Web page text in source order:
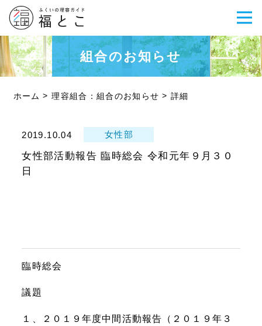
組合のお知らせ
ホーム 理容組合：組合のお知らせ 詳細
2019.10.04 女性部
女性部活動報告 臨時総会 令和元年９月３０
日
臨時総会
議題
１、２０１９年度中間活動報告（２０１９年３